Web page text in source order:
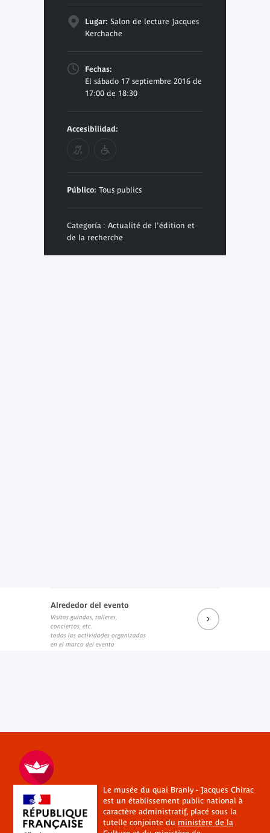
Lugar: Salon de lecture Jacques
Kerchache
Fechas:
El sábado 17 septiembre 2016 de
17:00 de 18:30
Accesibilidad:
Público: Tous publics
Categoría : Actualité de l'édition et
de la recherche
Alrededor del evento
Visitas guiadas, talleres,
conciertos, etc.
todas las actividades organizadas
en el marco del evento
Le musée du quai Branly - Jacques Chirac
est un établissement public national à
caractère administratif, placé sous la
tutelle conjointe du ministère de la